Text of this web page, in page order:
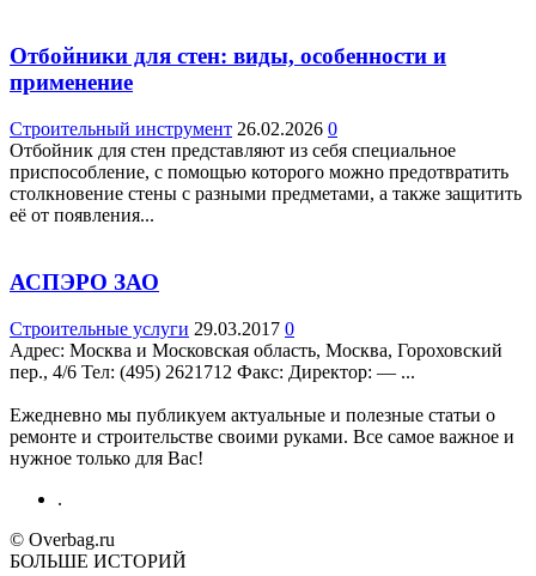
Отбойники для стен: виды, особенности и
применение
Строительный инструмент 26.02.2026 0
Отбойник для стен представляют из себя специальное
приспособление, с помощью которого можно предотвратить
столкновение стены с разными предметами, а также защитить
её от появления...
АСПЭРО ЗАО
Строительные услуги 29.03.2017 0
Адрес: Москва и Московская область, Москва, Гороховский
пер., 4/6 Teл: (495) 2621712 Факс: Директор: — ...
Ежедневно мы публикуем актуальные и полезные статьи о
ремонте и строительстве своими руками. Все самое важное и
нужное только для Вас!
.
© Overbag.ru
БОЛЬШЕ ИСТОРИЙ